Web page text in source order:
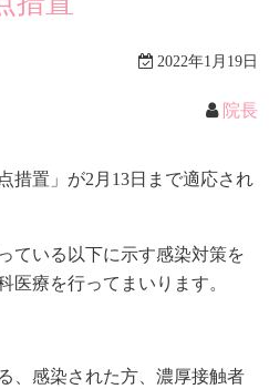
2022年1月19日
院長
措置」が2月13日まで適応され
ている以下に示す感染対策を
医療を行ってまいります。
、感染された方、濃厚接触者